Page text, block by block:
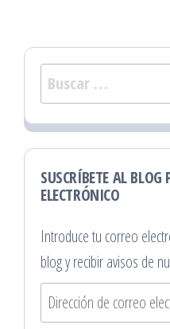
Buscar:
SUSCRÍBETE AL BLOG
ELECTRÓNICO
Introduce tu correo
blog y recibir avisos de
Dirección
de